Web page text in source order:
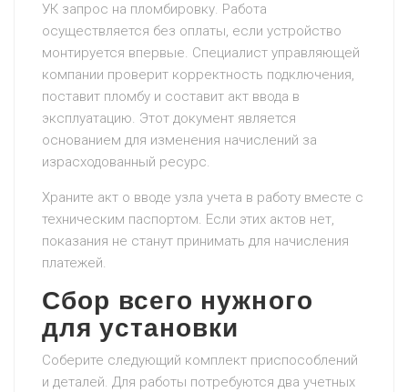
УК запрос на пломбировку. Работа
осуществляется без оплаты, если устройство
монтируется впервые. Специалист управляющей
компании проверит корректность подключения,
поставит пломбу и составит акт ввода в
эксплуатацию. Этот документ является
основанием для изменения начислений за
израсходованный ресурс.
Храните акт о вводе узла учета в работу вместе с
техническим паспортом. Если этих актов нет,
показания не станут принимать для начисления
платежей.
Сбор всего нужного
для установки
Соберите следующий комплект приспособлений
и деталей. Для работы потребуются два учетных